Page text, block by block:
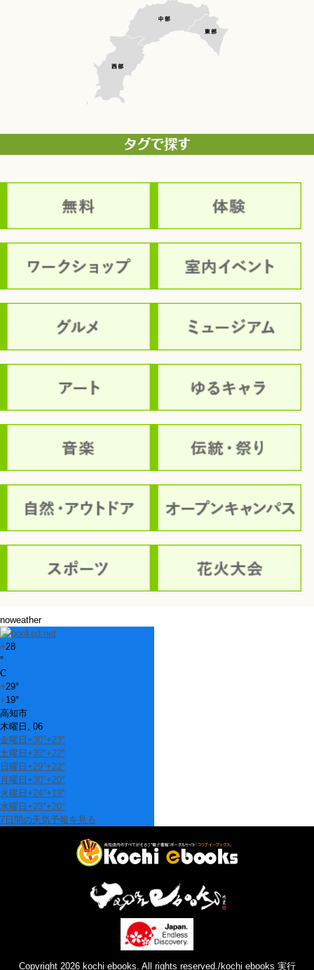
noweather
+28
°
C
+29°
+19°
高知市
木曜日, 06
金曜日 +30°+23°
土曜日 +33°+22°
日曜日 +29°+22°
月曜日 +30°+20°
火曜日 +24°+19°
水曜日 +23°+20°
7日間の天気予報を見る
Copyright 2026 kochi ebooks. All rights reserved./kochi ebooks 実行